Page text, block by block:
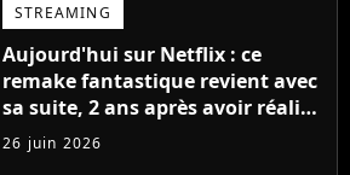
STREAMING
Aujourd'hui sur Netflix : ce
remake fantastique revient avec
sa suite, 2 ans après avoir réalisé
60 millions de vues et régné 6
semaines dans le Top 10
26 juin 2026